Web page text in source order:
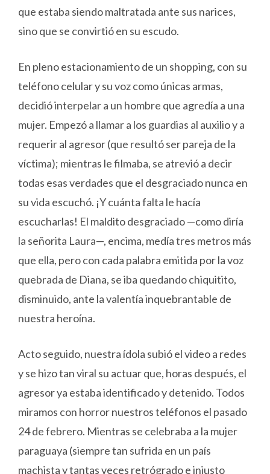
que estaba siendo maltratada ante sus narices,
sino que se convirtió en su escudo.
En pleno estacionamiento de un shopping, con su
teléfono celular y su voz como únicas armas,
decidió interpelar a un hombre que agredía a una
mujer. Empezó a llamar a los guardias al auxilio y a
requerir al agresor (que resultó ser pareja de la
víctima); mientras le filmaba, se atrevió a decir
todas esas verdades que el desgraciado nunca en
su vida escuchó. ¡Y cuánta falta le hacía
escucharlas! El maldito desgraciado —como diría
la señorita Laura—, encima, medía tres metros más
que ella, pero con cada palabra emitida por la voz
quebrada de Diana, se iba quedando chiquitito,
disminuido, ante la valentía inquebrantable de
nuestra heroína.
Acto seguido, nuestra ídola subió el video a redes
y se hizo tan viral su actuar que, horas después, el
agresor ya estaba identificado y detenido. Todos
miramos con horror nuestros teléfonos el pasado
24 de febrero. Mientras se celebraba a la mujer
paraguaya (siempre tan sufrida en un país
machista y tantas veces retrógrado e injusto